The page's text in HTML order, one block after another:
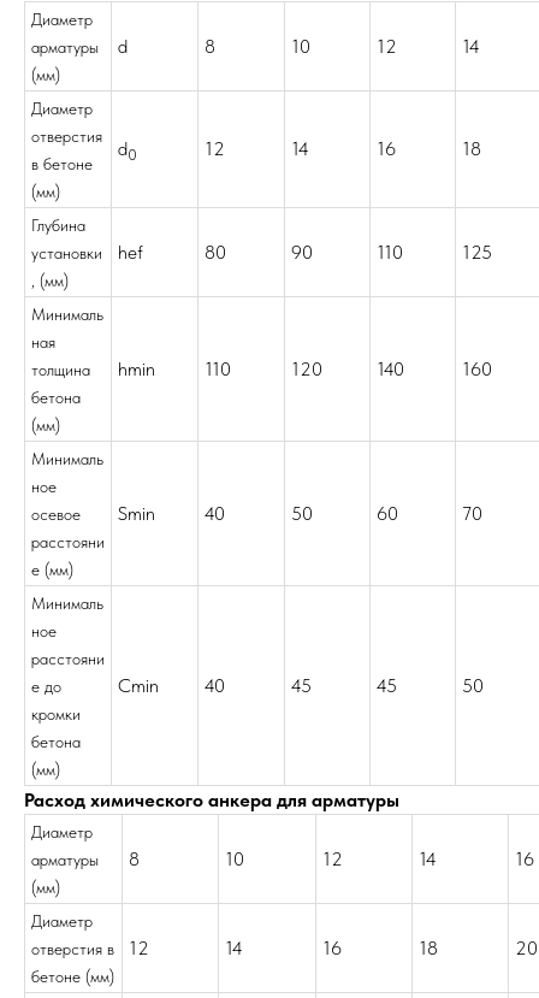
Диаметр
арматуры
(мм)
d 8 10 12 14
Диаметр
отверстия
в бетоне
(мм)
d0 12 14 16 18
Глубина
установки
, (мм)
hef 80 90 110 125
Минималь
ная
толщина
бетона
(мм)
hmin 110 120 140 160
Минималь
ное
осевое
расстояни
е (мм)
Smin 40 50 60 70
Минималь
ное
расстояни
е до
кромки
бетона
(мм)
Cmin 40 45 45 50
Расход химического анкера для арматуры
Диаметр
арматуры
(мм)
8 10 12 14 16
Диаметр
отверстия в
бетоне (мм)
12 14 16 18 20